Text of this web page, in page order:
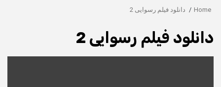
Home دانلود فیلم رسوایی 2
دانلود فیلم رسوایی 2